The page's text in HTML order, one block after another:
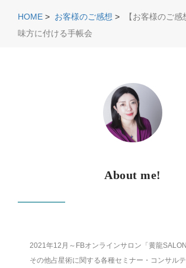
HOME > お客様のご感想 >
【お客様のご
味方に付ける手帳会
About me!
2021年12月～FBオンラインサロン「黄龍
その他占星術に関する各種セミナー・コンサル